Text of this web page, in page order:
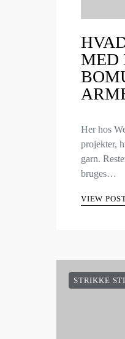
MED
Her hos
projekter,
garn.
bruges…
VIEW
STRIKKE